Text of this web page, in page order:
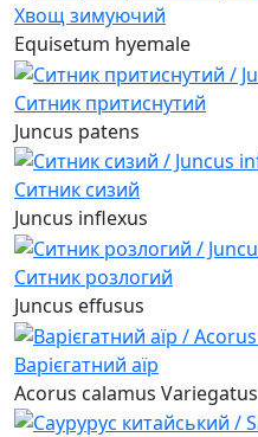
Хвощ зимуючий
Equisetum hyemale
Ситник притиснутий
Juncus patens
Ситник сизий
Juncus inflexus
Ситник розлогий
Juncus effusus
Варієгатний аїр
Acorus calamus Variegatus